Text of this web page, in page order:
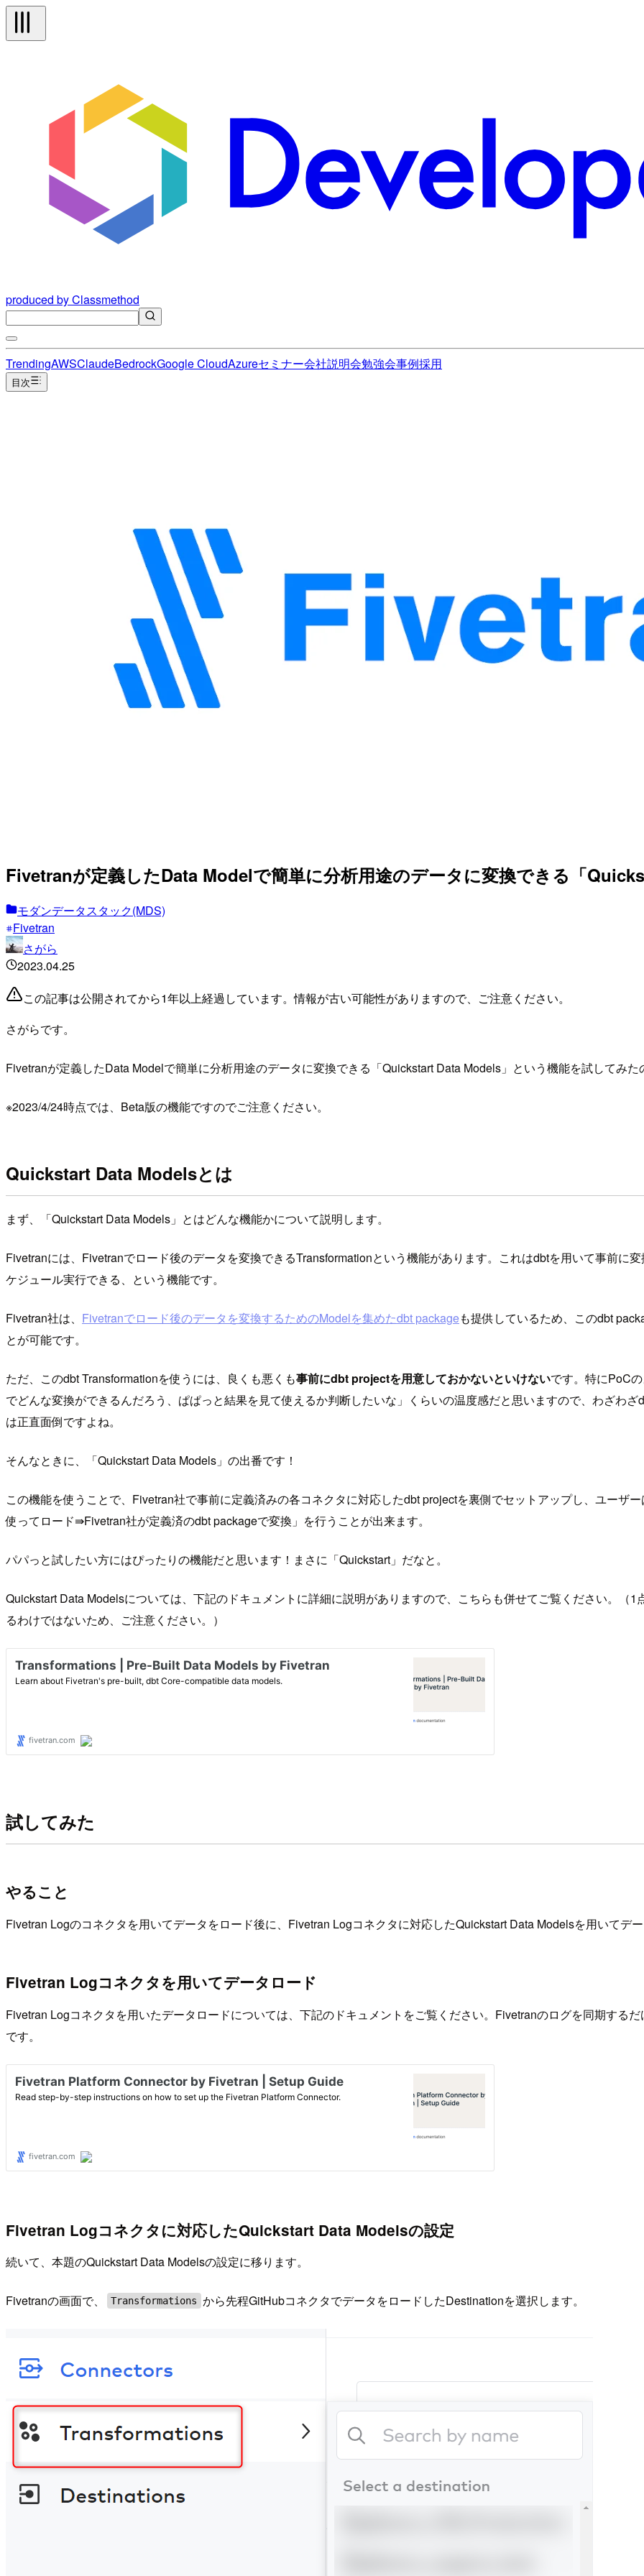
produced by Classmethod
TrendingAWSClaudeBedrockGoogle CloudAzureセミナー会社説明会勉強会事例採用
目次
Fivetranが定義したData Modelで簡単に分析用途のデータに変換できる「
モダンデータスタック(MDS)
Fivetran
さがら
2023.04.25
この記事は公開されてから1年以上経過しています。情報が古い可能性がありますので、ご注意ください。
さがらです。
Fivetranが定義したData Modelで簡単に分析用途のデータに変換できる「Quickstart Data Models」という機能を試してみた
※2023/4/24時点では、Beta版の機能ですのでご注意ください。
Quickstart Data Modelsとは
まず、「Quickstart Data Models」とはどんな機能かについて説明します。
Fivetranには、Fivetranでロード後のデータを変換できるTransformationという機能があります。これはdbtを用いて事前に
ケジュール実行できる、という機能です。
Fivetran社は、 Fivetranでロード後のデータを変換するためのModelを集めたdbt packageも提供しているため、このdbt
とが可能です。
ただ、このdbt Transformationを使うには、良くも悪くも事前にdbt projectを用意しておかないといけないです。特にPoC
でどんな変換ができるんだろう、ぱぱっと結果を見て使えるか判断したいな」くらいの温度感だと思いますので、わざわ
は正直面倒ですよね。
そんなときに、「Quickstart Data Models」の出番です！
この機能を使うことで、Fivetran社で事前に定義済みの各コネクタに対応したdbt projectを裏側でセットアップし、ユーザ
使ってロード⇛Fivetran社が定義済のdbt packageで変換」を行うことが出来ます。
パパっと試したい方にはぴったりの機能だと思います！まさに「Quickstart」だなと。
Quickstart Data Modelsについては、下記のドキュメントに詳細に説明がありますので、こちらも併せてご覧ください。（
るわけではないため、ご注意ください。）
試してみた
やること
Fivetran Logのコネクタを用いてデータをロード後に、Fivetran Logコネクタに対応したQuickstart Data Modelsを用いてデー
Fivetran Logコネクタを用いてデータロード
Fivetran Logコネクタを用いたデータロードについては、下記のドキュメントをご覧ください。Fivetranのログを同期する
です。
Fivetran Logコネクタに対応したQuickstart Data Modelsの設定
続いて、本題のQuickstart Data Modelsの設定に移ります。
Fivetranの画面で、 Transformations から先程GitHubコネクタでデータをロードしたDestinationを選択します。